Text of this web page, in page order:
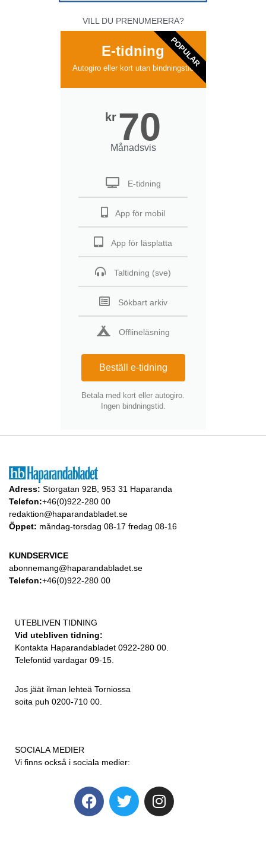
VILL DU PRENUMERERA?
E-tidning
Autogiro eller kort utan bindningstid
kr 70
Månadsvis
E-tidning
App för mobil
App för läsplatta
Taltidning (sve)
Sökbart arkiv
Offlineläsning
Beställ e-tidning
Betala med kort eller autogiro.
Ingen bindningstid.
POPULAR
Adress: Storgatan 92B, 953 31 Haparanda
Telefon:+46(0)922-280 00
redaktion@haparandabladet.se
Öppet: måndag-torsdag 08-17 fredag 08-16
KUNDSERVICE
abonnemang@haparandabladet.se
Telefon:+46(0)922-280 00
UTEBLIVEN TIDNING
Vid utebliven tidning:
Kontakta Haparandabladet 0922-280 00.
Telefontid vardagar 09-15.
Jos jäät ilman lehteä Torniossa
soita puh 0200-710 00.
SOCIALA MEDIER
Vi finns också i sociala medier: